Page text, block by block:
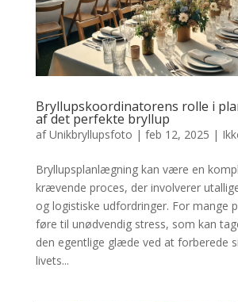
Bryllupskoordinatorens rolle i
af det perfekte bryllup
afUnikbryllupsfoto | feb 12, 2025 |
Bryllupsplanlægning kan være en
krævende proces, der involverer
og logistiske udfordringer. For mange
føre til unødvendig stress, som kan
den egentlige glæde ved at forberede
livets...